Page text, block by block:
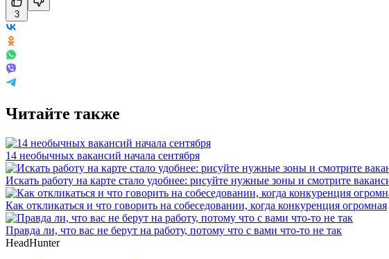
3
Читайте также
14 необычных вакансий начала сентября
Искать работу на карте стало удобнее: рисуйте нужные зоны и смотрите
Как откликаться и что говорить на собеседовании, когда конкуренция огромная
Правда ли, что вас не берут на работу, потому что с вами что-то не так
HeadHunter